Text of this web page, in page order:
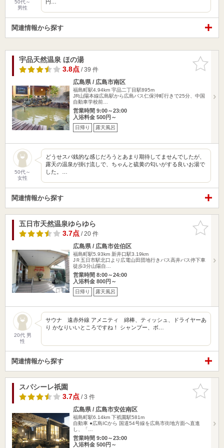
50代～
男性
円…
関連情報から探す
お気に入
りに追加
宇品天然温泉 ほの湯
3.8点/ 39 件
広島県 / 広島市南区
福島町駅4.94km 宇品二丁目駅895m
JR山陽本線広島駅から広島バス仁保沖町行きで25分、中国
自動車学校前…
営業時間 9:00～23:00
入浴料金 500円～
日帰り 露天風呂
50代～
女性
どうせスパ銭的な感じだろうとあまり期待してませんでしたが、
露天の温泉が掛け流しで、ちゃんと硫黄の匂いがする良いお湯で
した。…
関連情報から探す
お気に入
りに追加
五日市天然温泉ゆらゆら
3.7点/ 20 件
広島県 / 広島市佐伯区
福島町駅5.93km 新井口駅3.19km
JＲ五日市駅北口より広電山田団地行きバス高井バス停下車
徒歩3分山陽自…
営業時間 8:00～24:00
入浴料金 800円～
日帰り 露天風呂
20代 男
性
サウナ 遠赤外線 アメニティ 綿棒、ティッシュ、ドライヤーあ
り かなりいいところですね！ シャンプー、ボ…
関連情報から探す
お気に入
りに追加
スパシーレ祇園
3.7点/ 3 件
広島県 / 広島市安佐南区
福島町駅6.14km 下祇園駅581m
自動車 ●広島ICから 国道54号線を広島市街地方面へ直進
し、「…
営業時間 9:00～23:00
入浴料金 500円～